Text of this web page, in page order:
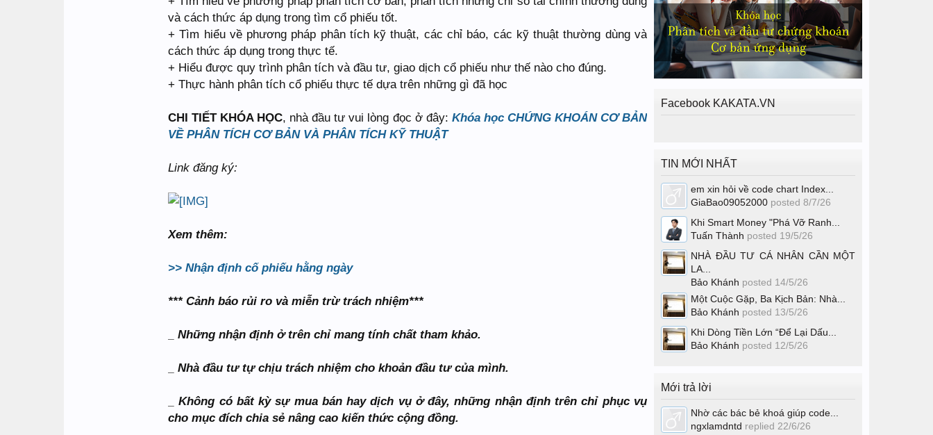
và cách thức áp dụng trong tìm cổ phiếu tốt.
+ Tìm hiểu về phương pháp phân tích kỹ thuật, các chỉ báo, các kỹ thuật thường dùng và
cách thức áp dụng trong thực tế.
+ Hiểu được quy trình phân tích và đầu tư, giao dịch cổ phiếu như thế nào cho đúng.
+ Thực hành phân tích cổ phiếu thực tế dựa trên những gì đã học
CHI TIẾT KHÓA HỌC, nhà đầu tư vui lòng đọc ở đây: Khóa học CHỨNG KHOÁN CƠ BẢN
VỀ PHÂN TÍCH CƠ BẢN VÀ PHÂN TÍCH KỸ THUẬT
Link đăng ký:
Xem thêm:
>> Nhận định cố phiếu hằng ngày
*** Cảnh báo rủi ro và miễn trừ trách nhiệm***
_ Những nhận định ở trên chỉ mang tính chất tham khảo.
_ Nhà đầu tư tự chịu trách nhiệm cho khoản đầu tư của mình.
_ Không có bất kỳ sự mua bán hay dịch vụ ở đây, những nhận định trên chỉ phục vụ
cho mục đích chia sẻ nâng cao kiến thức cộng đồng.
Facebook KAKATA.VN
TIN MỚI NHẤT
em xin hỏi về code chart Index...
GiaBao09052000 posted 8/7/26
Khi Smart Money "Phá Vỡ Ranh...
Tuấn Thành posted 19/5/26
NHÀ ĐẦU TƯ CÁ NHÂN CẦN MỘT
LA...
Bảo Khánh posted 14/5/26
Một Cuộc Gặp, Ba Kịch Bản: Nhà...
Bảo Khánh posted 13/5/26
Khi Dòng Tiền Lớn “Để Lại Dấu...
Bảo Khánh posted 12/5/26
Mới trả lời
Nhờ các bác bẻ khoá giúp code...
ngxlamdntd replied 22/6/26